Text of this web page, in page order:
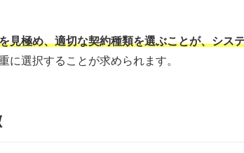
見極め、適切な契約種類を選ぶことが、シス
に選択することが求められます。